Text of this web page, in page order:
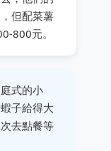
但配菜薯
800元。
式的小
子給得大
去點餐等